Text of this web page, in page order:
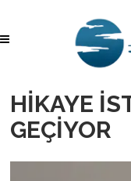
HİKAYE
GEÇİYOR